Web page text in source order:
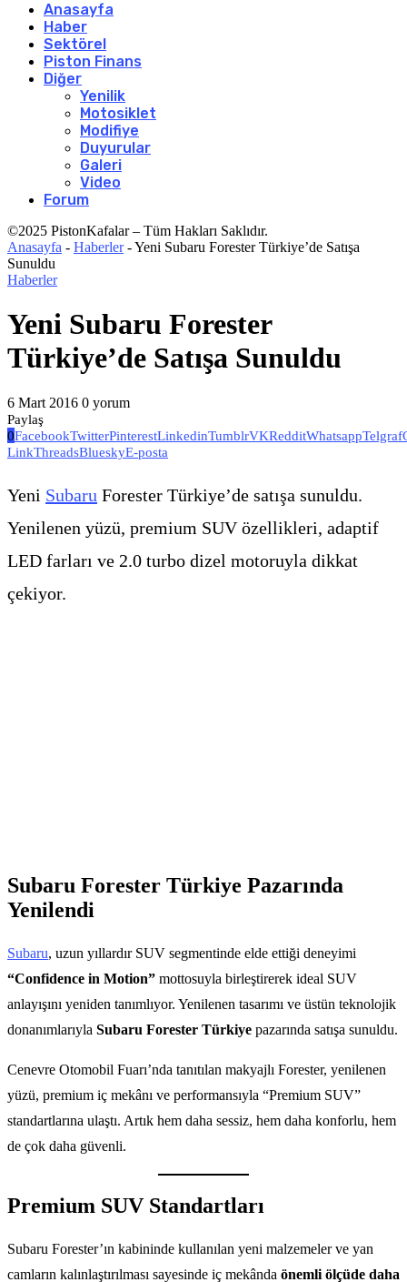
Anasayfa
Haber
Sektörel
Piston Finans
Diğer
Yenilik
Motosiklet
Modifiye
Duyurular
Galeri
Video
Forum
©2025 PistonKafalar – Tüm Hakları Saklıdır.
Anasayfa - Haberler-Yeni Subaru Forester Türkiye’de Satışa
Sunuldu
Haberler
Yeni Subaru Forester
Türkiye’de Satışa Sunuldu
6 Mart 2016 0 yorum
Paylaş
0FacebookTwitterPinterestLinkedinTumblrVKRedditWhatsappTelgraf
LinkThreadsBlueskyE-posta
Yeni Subaru Forester Türkiye’de satışa sunuldu.
Yenilenen yüzü, premium SUV özellikleri, adaptif
LED farları ve 2.0 turbo dizel motoruyla dikkat
çekiyor.
Subaru Forester Türkiye Pazarında
Yenilendi
Subaru, uzun yıllardır SUV segmentinde elde ettiği deneyimi
“Confidence in Motion” mottosuyla birleştirerek ideal SUV
anlayışını yeniden tanımlıyor. Yenilenen tasarımı ve üstün teknolojik
donanımlarıyla Subaru Forester Türkiye pazarında satışa sunuldu.
Cenevre Otomobil Fuarı’nda tanıtılan makyajlı Forester, yenilenen
yüzü, premium iç mekânı ve performansıyla “Premium SUV”
standartlarına ulaştı. Artık hem daha sessiz, hem daha konforlu, hem
de çok daha güvenli.
Premium SUV Standartları
Subaru Forester’ın kabininde kullanılan yeni malzemeler ve yan
camların kalınlaştırılması sayesinde iç mekânda önemli ölçüde daha